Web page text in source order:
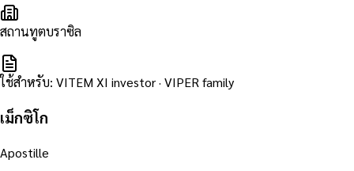
สถานทูตบราซิล
ใช้สำหรับ: VITEM XI investor · VIPER family
เม็กซิโก
Apostille